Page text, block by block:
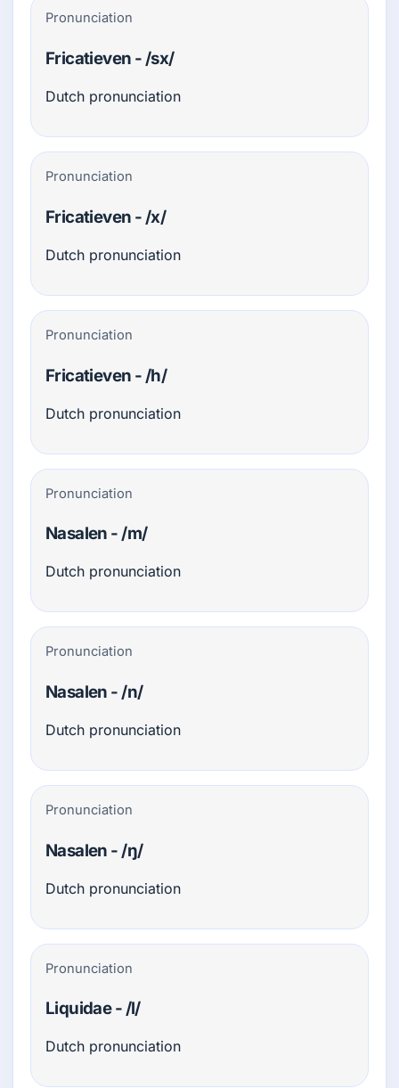
Pronunciation
Fricatieven - /sx/
Dutch pronunciation
Pronunciation
Fricatieven - /x/
Dutch pronunciation
Pronunciation
Fricatieven - /h/
Dutch pronunciation
Pronunciation
Nasalen - /m/
Dutch pronunciation
Pronunciation
Nasalen - /n/
Dutch pronunciation
Pronunciation
Nasalen - /ŋ/
Dutch pronunciation
Pronunciation
Liquidae - /l/
Dutch pronunciation